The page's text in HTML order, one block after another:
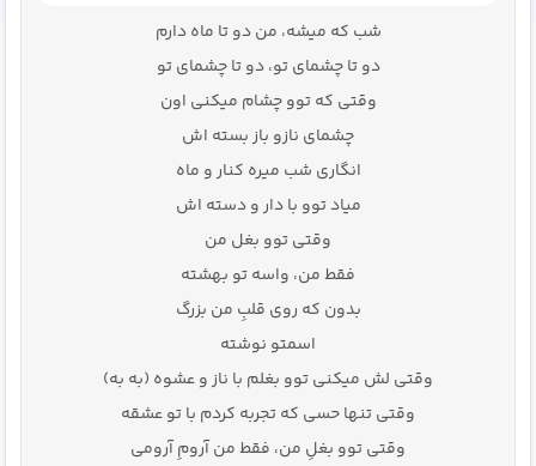
شب که میشه، من دو تا ماه دارم
دو تا چشمای تو، دو تا چشمای تو
وقتی که توو چشام میکنی اون
چشمای نازو باز بسته اش
انگاری شب میره کنار و ماه
میاد توو با دار و دسته اش
وقتی توو بغل من
فقط من، واسه تو بهشته
بدون که روی قلبِ من بزرگ
اسمتو نوشته
وقتی لش میکنی توو بغلم با ناز و عشوه (به به)
وقتی تنها حسی که تجربه کردم با تو عشقه
وقتی توو بغلِ من، فقط من آرومِ آرومی